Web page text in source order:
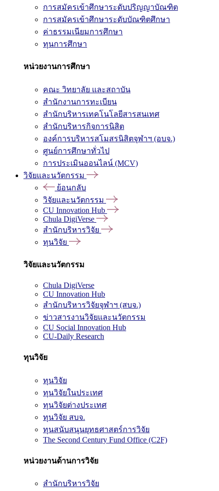
การสมัครเข้าศึกษาระดับปริญญาบัณฑิต
การสมัครเข้าศึกษาระดับบัณฑิตศึกษา
ค่าธรรมเนียมการศึกษา
ทุนการศึกษา
หน่วยงานการศึกษา
คณะ วิทยาลัย และสถาบัน
สำนักงานการทะเบียน
สำนักบริหารเทคโนโลยีสารสนเทศ
สำนักบริหารกิจการนิสิต
องค์การบริหารสโมสรนิสิตจุฬาฯ (อบจ.)
ศูนย์การศึกษาทั่วไป
การประเมินออนไลน์ (MCV)
วิจัยและนวัตกรรม
ย้อนกลับ
วิจัยและนวัตกรรม
CU Innovation Hub
Chula DigiVerse
สำนักบริหารวิจัย
ทุนวิจัย
วิจัยและนวัตกรรม
Chula DigiVerse
CU Innovation Hub
สำนักบริหารวิจัยจุฬาฯ (สบจ.)
ข่าวสารงานวิจัยและนวัตกรรม
CU Social Innovation Hub
CU-Daily Research
ทุนวิจัย
ทุนวิจัย
ทุนวิจัยในประเทศ
ทุนวิจัยต่างประเทศ
ทุนวิจัย สบจ.
ทุนสนับสนุนยุทธศาสตร์การวิจัย
The Second Century Fund Office (C2F)
หน่วยงานด้านการวิจัย
สำนักบริหารวิจัย